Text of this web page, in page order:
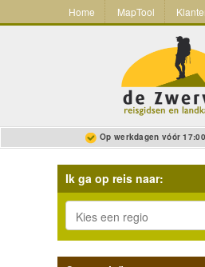
Home MapTool
Op werkdagen vóór
Ik ga op reis naar: